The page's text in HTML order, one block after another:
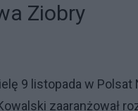
Ziobry
9 listopada w Polsat
zaaranżował